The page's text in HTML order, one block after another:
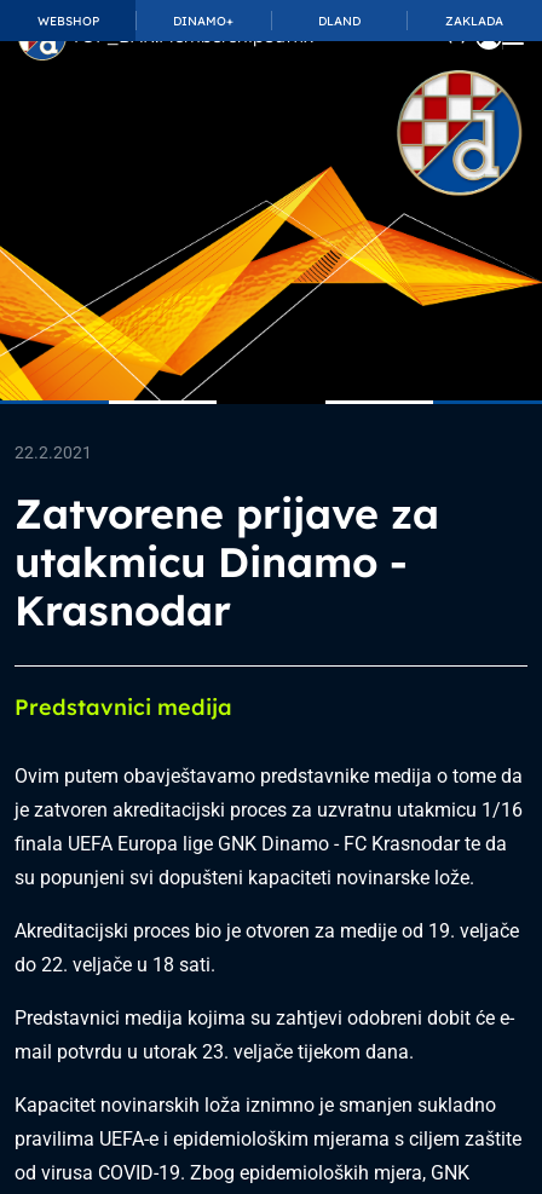
WEBSHOP DINAMO+ DLAND ZAKLADA
TOP_BAR.MembershipSuffix
22.2.2021
Zatvorene prijave za
utakmicu Dinamo -
Krasnodar
Predstavnici medija
Ovim putem obavještavamo predstavnike medija o tome da
je zatvoren akreditacijski proces za uzvratnu utakmicu 1/16
finala UEFA Europa lige GNK Dinamo - FC Krasnodar te da
su popunjeni svi dopušteni kapaciteti novinarske lože.
Akreditacijski proces bio je otvoren za medije od 19. veljače
do 22. veljače u 18 sati.
Predstavnici medija kojima su zahtjevi odobreni dobit će e-
mail potvrdu u utorak 23. veljače tijekom dana.
Kapacitet novinarskih loža iznimno je smanjen sukladno
pravilima UEFA-e i epidemiološkim mjerama s ciljem zaštite
od virusa COVID-19. Zbog epidemioloških mjera, GNK